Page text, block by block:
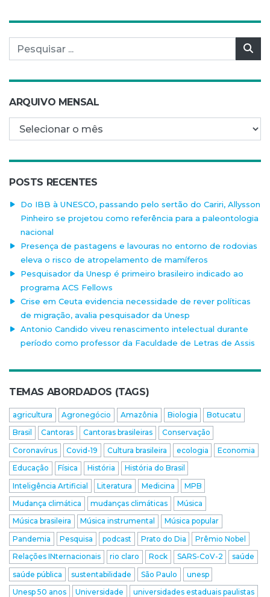
Pesquisar por:
ARQUIVO MENSAL
Arquivo mensal
POSTS RECENTES
Do IBB à UNESCO, passando pelo sertão do Cariri, Allysson
Pinheiro se projetou como referência para a paleontologia
nacional
Presença de pastagens e lavouras no entorno de rodovias
eleva o risco de atropelamento de mamíferos
Pesquisador da Unesp é primeiro brasileiro indicado ao
programa ACS Fellows
Crise em Ceuta evidencia necessidade de rever políticas
de migração, avalia pesquisador da Unesp
Antonio Candido viveu renascimento intelectual durante
período como professor da Faculdade de Letras de Assis
TEMAS ABORDADOS (TAGS)
agricultura Agronegócio Amazônia Biologia
Botucatu
Brasil
Cantoras Cantoras brasileiras
Conservação
Coronavírus
Covid-19 Cultura brasileira ecologia
Economia
Educação
Física História
História do Brasil
Inteligência Artificial
Literatura Medicina
MPB
Mudança climática
mudanças climáticas
Música
Música brasileira
Música instrumental
Música popular
Pandemia
Pesquisa podcast Prato do Dia
Prêmio Nobel
Relações INternacionais
rio claro Rock SARS-CoV-2
saúde
saúde pública
sustentabilidade São Paulo
unesp
Unesp 50 anos
Universidade universidades estaduais paulistas